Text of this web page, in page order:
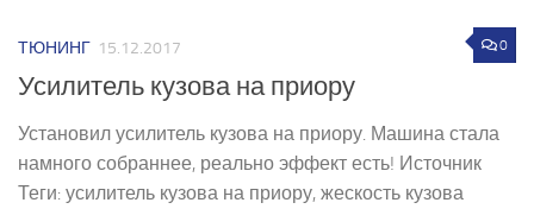
0
ТЮНИНГ 15.12.2017
Усилитель кузова на приору
Установил усилитель кузова на приору. Машина стала
намного собраннее, реально эффект есть! Источник
Теги: усилитель кузова на приору, жескость кузова